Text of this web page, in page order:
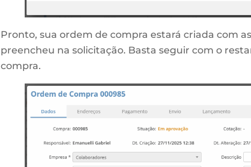
Pronto, sua ordem de compra estará criada com
preencheu na solicitação. Basta seguir com o
compra.